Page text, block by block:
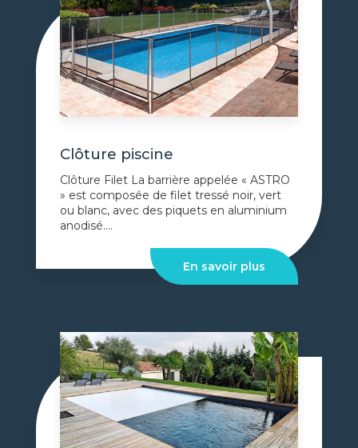
Clôture piscine
Clôture Filet La barrière appelée « ASTRO
» est composée de filet tressé noir, vert
ou blanc, avec des piquets en aluminium
anodisé....
En savoir plus